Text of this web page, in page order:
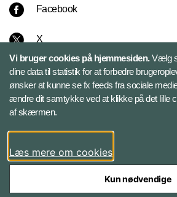
Facebook
X
Instagram
Bluesky
LinkedIn
Vi bruger cookies på hjemmesiden.Vælg
dine data til statistik for at forbedre
ønsker at kunne se fx feeds fra sociale
ændre dit samtykke ved at klikke på det lille
af skærmen.
Læs mere om cookies
Kun nødvendige